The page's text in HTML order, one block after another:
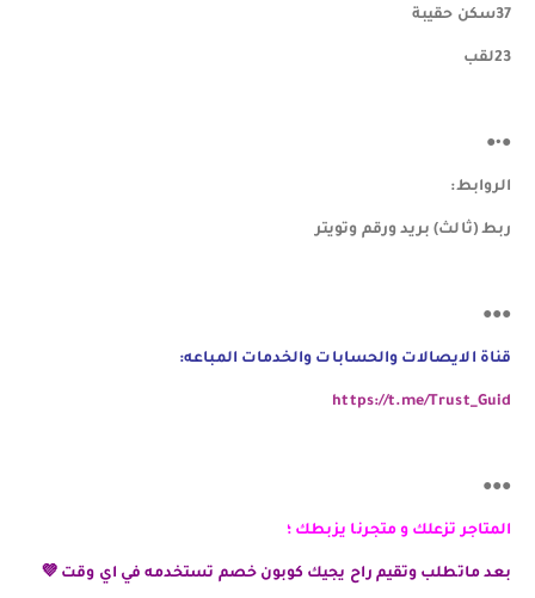
37سكن حقيبة
23لقب
●•●
الروابط:
ربط (ثالث) بريد ورقم وتويتر
●●●
قناة الايصالات والحسابات والخدمات المباعه:
https://t.me/Trust_Guid
●●●
المتاجر تزعلك و متجرنا يزبطك ؛
بعد ماتطلب وتقيم راح يجيك كوبون خصم تستخدمه في اي وقت 💜